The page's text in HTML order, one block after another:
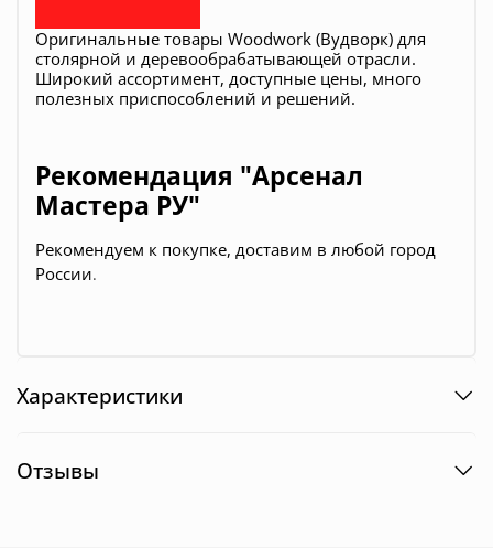
Оригинальные товары Woodwork (Вудворк) для
столярной и деревообрабатывающей отрасли.
Широкий ассортимент, доступные цены, много
полезных приспособлений и решений.
Рекомендация "Арсенал
Мастера РУ"
Рекомендуем к покупке, доставим в любой город
России.
Характеристики
Отзывы